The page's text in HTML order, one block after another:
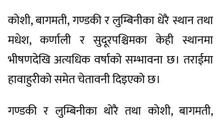
कोशी, बागमती, गण्डकी र लुम्बिनीका धेरै स्थान तथा
मधेश, कर्णाली र सुदूरपश्चिमका केही स्थानमा
भीषणदेखि अत्यधिक वर्षाको सम्भावना छ। तराईमा
हावाहुरीको समेत चेतावनी दिइएको छ।
गण्डकी र लुम्बिनीका थोरै तथा कोशी, बागमती,